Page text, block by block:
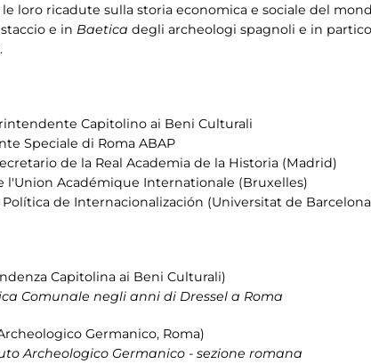
loro ricadute sulla storia economica e sociale del
e in Baetica degli archeologi spagnoli e in
Capitolino ai Beni Culturali
Speciale di Roma ABAP
de la Real Academia de la Historia (Madrid)
l'Union Académique Internationale (Bruxelles)
de Internacionalización (Universitat de
Capitolina ai Beni Culturali)
Comunale negli anni di Dressel a Roma
Germanico, Roma)
Archeologico Germanico - sezione romana